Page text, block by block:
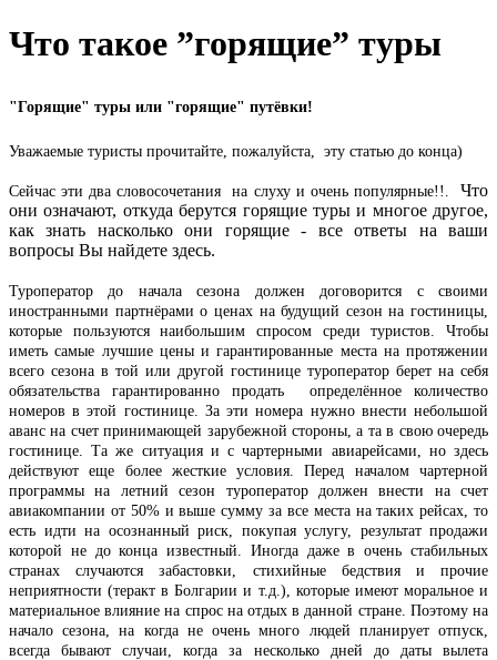
Что такое ”горящие” туры
"Горящие" туры или "горящие" путёвки!
Уважаемые туристы прочитайте, пожалуйста, эту статью до конца)
Сейчас эти два словосочетания на слуху и очень популярные!!.
Что
они означают, откуда берутся горящие туры и многое другое,
как знать насколько они горящие - все ответы на ваши
вопросы Вы найдете здесь.
Туроператор до начала сезона должен договорится с своими
иностранными партнёрами о ценах на будущий сезон на гостиницы,
которые пользуются наибольшим спросом среди туристов. Чтобы
иметь самые лучшие цены и гарантированные места на протяжении
всего сезона в той или другой гостинице туроператор берет на себя
обязательства гарантированно продать определённое количество
номеров в этой гостинице. За эти номера нужно внести небольшой
аванс на счет принимающей зарубежной стороны, а та в свою очередь
гостинице. Та же ситуация и с чартерными авиарейсами, но здесь
действуют еще более жесткие условия. Перед началом чартерной
программы на летний сезон туроператор должен внести на счет
авиакомпании от 50% и выше сумму за все места на таких рейсах, то
есть идти на осознанный риск, покупая услугу, результат продажи
которой не до конца известный. Иногда даже в очень стабильных
странах случаются забастовки, стихийные бедствия и прочие
неприятности (теракт в Болгарии и т.д.), которые имеют моральное и
материальное влияние на спрос на отдых в данной стране. Поэтому на
начало сезона, на когда не очень много людей планирует отпуск,
всегда бывают случаи, когда за несколько дней до даты вылета